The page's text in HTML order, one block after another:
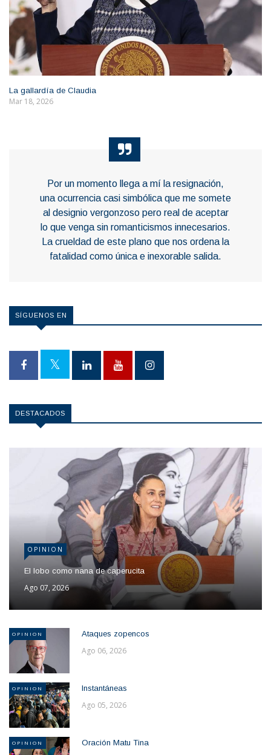
La gallardía de Claudia
Mar 18, 2026
Por un momento llega a mí la resignación,
una ocurrencia casi simbólica que me somete
al designio vergonzoso pero real de aceptar
lo que venga sin romanticismos innecesarios.
La crueldad de este plano que nos ordena la
fatalidad como única e inexorable salida.
SÍGUENOS EN
DESTACADOS
OPINION
El lobo como nana de caperucita
Ago 07, 2026
OPINION Ataques zopencos
Ago 06, 2026
OPINION Instantáneas
Ago 05, 2026
OPINION Oración Matu Tina